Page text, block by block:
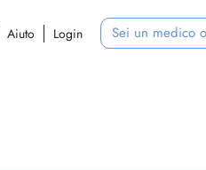
Aiuto Login Sei un medico